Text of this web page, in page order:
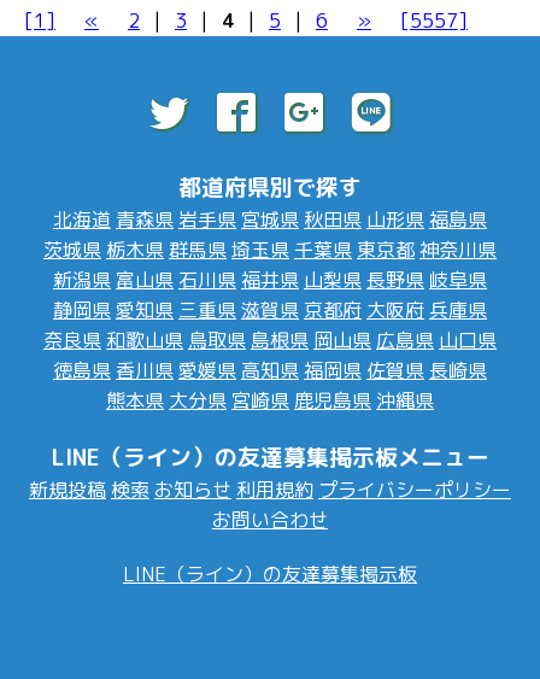
[1] « 2 | 3 | 4 | 5 | 6 » [5557]
都道府県別で探す
北海道 青森県 岩手県 宮城県 秋田県 山形県福島県
茨城県 栃木県群馬県埼玉県 千葉県 東京都神奈川県
新潟県 富山県 石川県福井県 山梨県 長野県 岐阜県
静岡県愛知県 三重県滋賀県 京都府 大阪府 兵庫県
奈良県 和歌山県 鳥取県 島根県 岡山県 広島県 山口県
徳島県 香川県愛媛県 高知県福岡県 佐賀県 長崎県
熊本県 大分県 宮崎県 鹿児島県 沖縄県
LINE（ライン）の友達募集掲示板メニュー
新規投稿 検索 お知らせ 利用規約 プライバシーポリシー
お問い合わせ
LINE（ライン）の友達募集掲示板